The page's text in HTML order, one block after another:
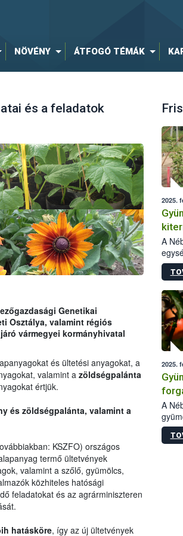
NÖVÉNY ÁTFOGÓ TÉMÁK
és a feladatok
Genetikai
Osztálya, valamint régiós
vármegyei kormányhivatal
és ültetési anyagokat, a
valamint azöldségpalánta
értjük.
és zöldségpalánta, valamint a
KSZFO) országos
termő ültetvények
valamint a szőlő, gyümölcs,
közhiteles hatósági
feladatokat és az agrárminiszteren
hatásköre, így az új ültetvények
2025.
A
való
2025.
A